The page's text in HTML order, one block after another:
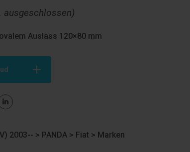
ausgeschlossen)
Auslass 120×80 mm
2003-- > PANDA> Fiat > Marken